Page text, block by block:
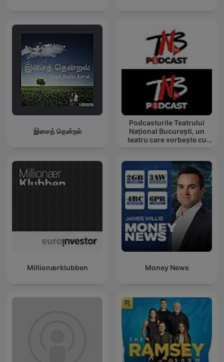
இசைத் தென்றல்
Podcasturile Teatrului
Național București, un
teatru care vorbește cu
Millionærklubben Money News